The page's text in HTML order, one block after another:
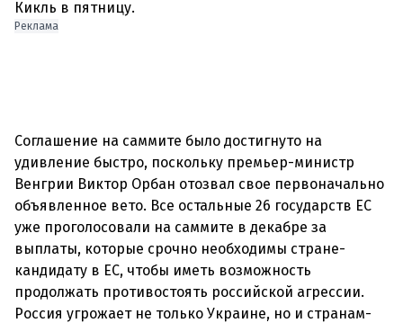
Кикль в пятницу.
Реклама
Соглашение на саммите было достигнуто на
удивление быстро, поскольку премьер-министр
Венгрии Виктор Орбан отозвал свое первоначально
объявленное вето. Все остальные 26 государств ЕС
уже проголосовали на саммите в декабре за
выплаты, которые срочно необходимы стране-
кандидату в ЕС, чтобы иметь возможность
продолжать противостоять российской агрессии.
Россия угрожает не только Украине, но и странам-